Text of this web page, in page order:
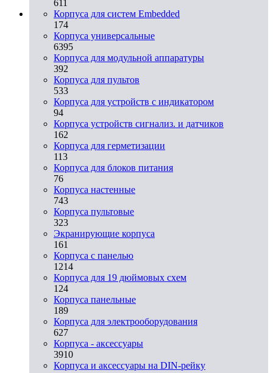
611
Корпуса для систем Embedded
174
Корпуса универсальные
6395
Корпуса для модульной аппаратуры
392
Корпуса для пультов
533
Корпуса для устройств с индикатором
94
Корпуса устройств сигнализ. и датчиков
162
Корпуса для герметизации
113
Корпуса для блоков питания
76
Корпуса настенные
743
Корпуса пультовые
323
Экранирующие корпуса
161
Корпуса с панелью
1214
Корпуса для 19 дюймовых схем
124
Корпуса панельные
189
Корпуса для электрооборудования
627
Корпуса - аксессуары
3910
Корпуса и аксессуары на DIN-рейку